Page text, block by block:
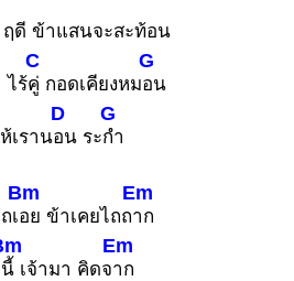
ดี ข้าแสนจะสะท้อน
ไร้
C
คู่ กอดเคียงหม
G
อน
เราน
D
อน ระ
G
กำ
เ
Bm
อย ข้าเคยไถถ
Em
าก
นี้ เจ้ามา คิดจ
Em
าก